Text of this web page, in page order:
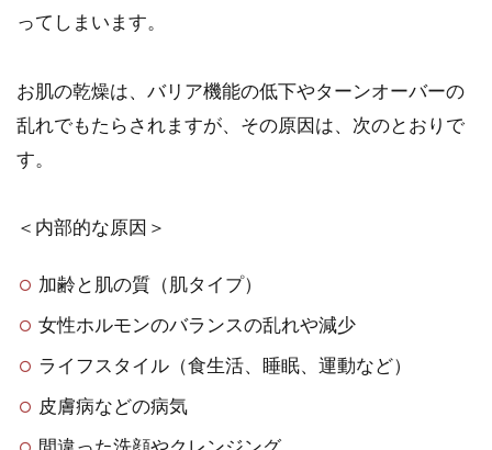
ってしまいます。
お肌の乾燥は、バリア機能の低下やターンオーバーの
乱れでもたらされますが、その原因は、次のとおりで
す。
＜内部的な原因＞
加齢と肌の質（肌タイプ）
女性ホルモンのバランスの乱れや減少
ライフスタイル（食生活、睡眠、運動など）
皮膚病などの病気